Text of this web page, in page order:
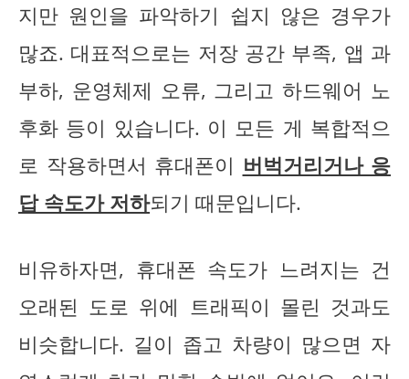
지만 원인을 파악하기 쉽지 않은 경우가
많죠. 대표적으로는 저장 공간 부족, 앱 과
부하, 운영체제 오류, 그리고 하드웨어 노
후화 등이 있습니다. 이 모든 게 복합적으
로 작용하면서 휴대폰이 버벅거리거나 응
답 속도가 저하되기 때문입니다.
비유하자면, 휴대폰 속도가 느려지는 건
오래된 도로 위에 트래픽이 몰린 것과도
비슷합니다. 길이 좁고 차량이 많으면 자